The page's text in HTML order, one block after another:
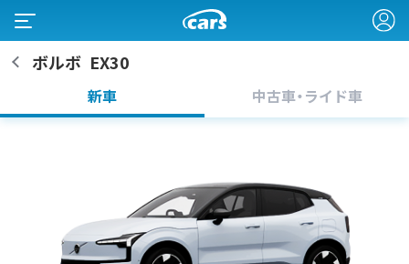
ボルボ EX30
新車 中古車・ライド車